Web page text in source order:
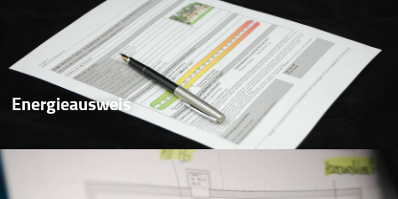
Energieausweis